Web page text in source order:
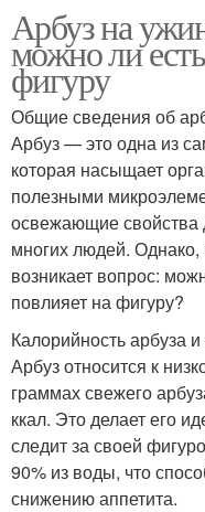
Арбуз на
можно ли
фигуру
Общие сведения об
Арбуз — это одна из
которая насыщает
полезными
освежающие
многих людей. Однако,
возникает вопрос:
повлияет на фигуру?
Калорийность арбуза
Арбуз относится к
граммах свежего
ккал. Это делает его
следит за своей
90% из воды, что
снижению аппетита.